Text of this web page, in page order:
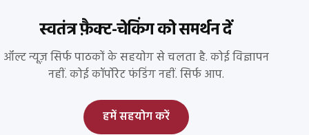
स्वतंत्र फ़ैक्ट-चेकिंग को समर्थन दें
ऑल्ट न्यूज़ सिर्फ पाठकों के सहयोग से चलता है. कोई विज्ञापन
नहीं. कोई कॉर्पोरेट फंडिंग नहीं. सिर्फ आप.
हमें सहयोग करें